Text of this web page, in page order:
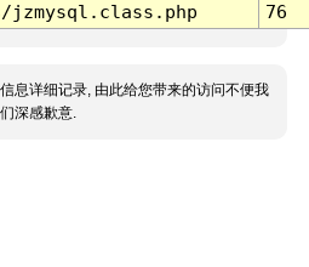
jzmysql.class.php 76
息详细记录, 由此给您带来的访问不便我
们深感歉意.